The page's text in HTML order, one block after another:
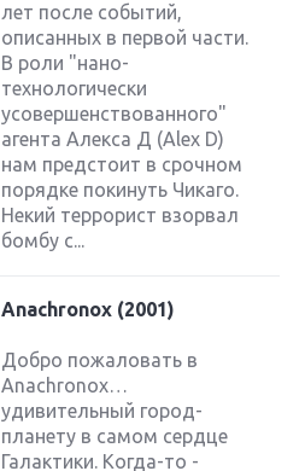
лет после событий,
описанных в первой части.
В роли "нано-
технологически
усовершенствованного"
агента Алекса Д (Alex D)
нам предстоит в срочном
порядке покинуть Чикаго.
Некий террорист взорвал
бомбу с...
Anachronox (2001)
Добро пожаловать в
Anachronox…
удивительный город-
планету в самом сердце
Галактики. Когда-то -